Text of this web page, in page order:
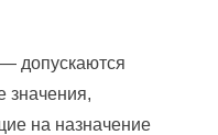
— допускаются
значения,
на назначение